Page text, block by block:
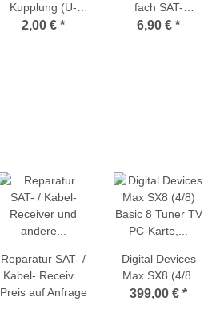
Kupplung (U-
Form)
2,00 € *
fach SAT-
tauglich
6,90 € *
Reparatur SAT- /
Kabel- Receiver
und andere
Preis auf Anfrage
Digital Devices
Max SX8 (4/8)
Basic 8 Tuner TV
399,00 € *